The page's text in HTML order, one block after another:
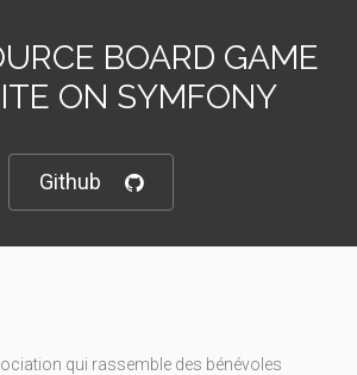
BOARD GAME
ON SYMFONY
Github
qui rassemble des bénévoles